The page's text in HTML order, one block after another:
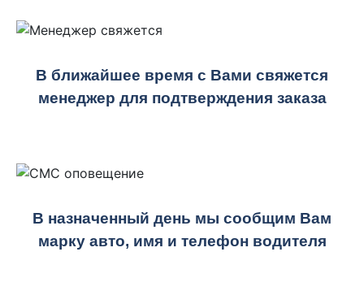
В ближайшее время с Вами свяжется
менеджер для подтверждения заказа
В назначенный день мы сообщим Вам
марку авто, имя и телефон водителя